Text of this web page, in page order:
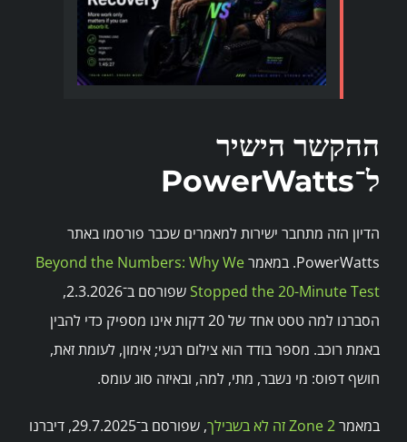
ההקשר הישיר
ל־PowerWatts
הדיון הזה מתחבר ישירות למאמרים שכבר פורסמו באתר
PowerWatts. במאמר
Beyond the Numbers: Why We
Stopped the 20-Minute Test
שפורסם ב־2.3.2026,
הסברנו למה טסט אחד של 20 דקות אינו מספיק כדי להבין
באמת רוכב. מספר בודד הוא צילום רגעי; אימון, לעומת זאת,
חושף דפוס: מי נשבר, מתי, למה, ובאיזה סוג עומס.
במאמרZone 2 זה לא בשבילך
, שפורסם ב־29.7.2025, דיברנו